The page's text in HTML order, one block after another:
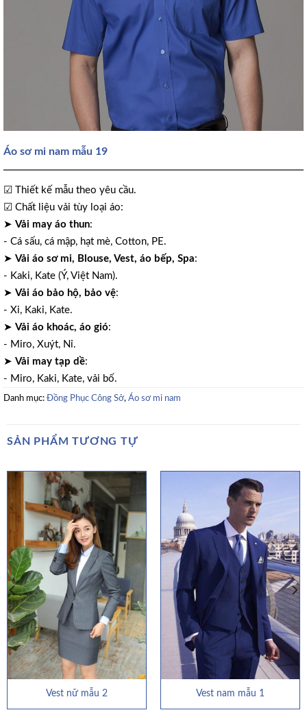
Áo sơ mi nam mẫu 19
☑ Thiết kế mẫu theo yêu cầu.
☑ Chất liệu vải tùy loại áo:
➤ Vải may áo thun:
- Cá sấu, cá mập, hạt mè, Cotton, PE.
➤ Vải áo sơ mi, Blouse, Vest, áo bếp, Spa:
- Kaki, Kate (Ý, Việt Nam).
➤ Vải áo bảo hộ, bảo vệ:
- Xi, Kaki, Kate.
➤ Vải áo khoác, áo gió:
- Miro, Xuýt, Nỉ.
➤ Vải may tạp dề:
- Miro, Kaki, Kate, vải bố.
Danh mục: Đồng Phục Công Sở, Áo sơ mi nam
SẢN PHẨM TƯƠNG TỰ
Vest nữ mẫu 2 Vest nam mẫu 1